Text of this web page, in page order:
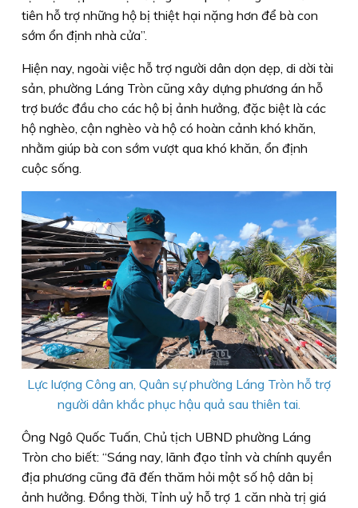
tiên hỗ trợ những hộ bị thiệt hại nặng hơn để bà con
sớm ổn định nhà cửa”.
Hiện nay, ngoài việc hỗ trợ người dân dọn dẹp, di dời tài
sản, phường Láng Tròn cũng xây dựng phương án hỗ
trợ bước đầu cho các hộ bị ảnh hưởng, đặc biệt là các
hộ nghèo, cận nghèo và hộ có hoàn cảnh khó khăn,
nhằm giúp bà con sớm vượt qua khó khăn, ổn định
cuộc sống.
Lực lượng Công an, Quân sự phường Láng Tròn hỗ trợ
người dân khắc phục hậu quả sau thiên tai.
Ông Ngô Quốc Tuấn, Chủ tịch UBND phường Láng
Tròn cho biết: “Sáng nay, lãnh đạo tỉnh và chính quyền
địa phương cũng đã đến thăm hỏi một số hộ dân bị
ảnh hưởng. Đồng thời, Tỉnh uỷ hỗ trợ 1 căn nhà trị giá